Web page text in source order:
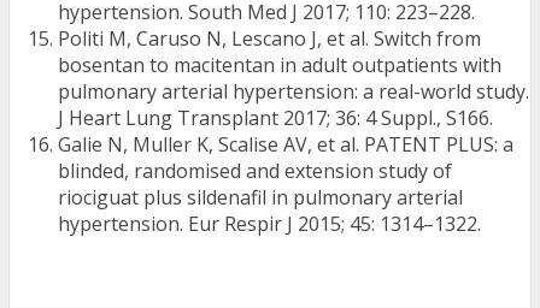
hypertension. South Med J 2017; 110: 223–228.
Politi M, Caruso N, Lescano J, et al. Switch from
bosentan to macitentan in adult outpatients with
pulmonary arterial hypertension: a real-world study.
J Heart Lung Transplant 2017; 36: 4 Suppl., S166.
Galie N, Muller K, Scalise AV, et al. PATENT PLUS: a
blinded, randomised and extension study of
riociguat plus sildenafil in pulmonary arterial
hypertension. Eur Respir J 2015; 45: 1314–1322.